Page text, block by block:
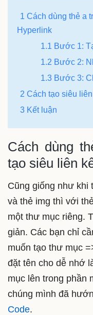
1 Cách dùng thẻ a
Hyperlink
1.1 Bước 1:
1.2 Bước 2:
1.3 Bước 3:
2 Cách tạo siêu
3 Kết luận
Cách dùng
tạo siêu liên
Cũng giống như khi
và thẻ img thì với
một thư mục riêng.
giản. Các bạn chỉ
muốn tạo thư mục
đặt tên cho dễ nhớ
mục lên trong phần
chúng mình đã
Code.